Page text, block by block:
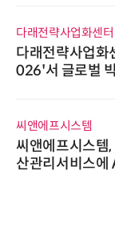
다래전략사업화센터
다래전략사업화
026'서 글로벌
씨앤에프시스템
씨앤에프시스템
산관리서비스에